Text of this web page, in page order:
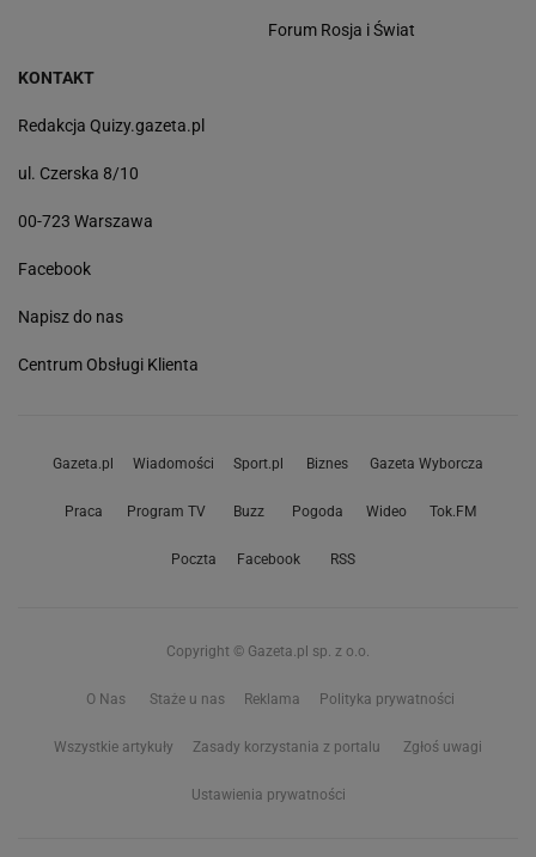
Forum Rosja i Świat
KONTAKT
Redakcja Quizy.gazeta.pl
ul. Czerska 8/10
00-723 Warszawa
Facebook
Napisz do nas
Centrum Obsługi Klienta
Gazeta.pl Wiadomości Sport.pl Biznes Gazeta Wyborcza
Praca Program TV Buzz Pogoda Wideo Tok.FM
Poczta Facebook RSS
Copyright © Gazeta.pl sp. z o.o.
O Nas Staże u nas Reklama Polityka prywatności
Wszystkie artykuły Zasady korzystania z portalu Zgłoś uwagi
Ustawienia prywatności